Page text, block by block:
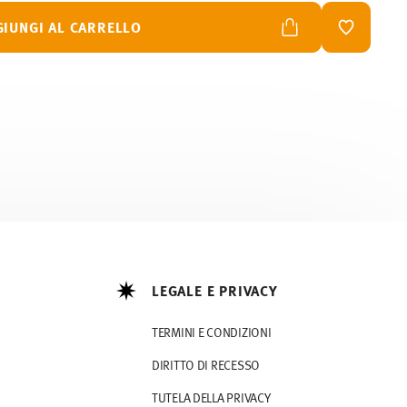
AL CARRELLO LISTA
LEGALE E PRIVACY
TERMINI E CONDIZIONI
DIRITTO DI RECESSO
TUTELA DELLA PRIVACY